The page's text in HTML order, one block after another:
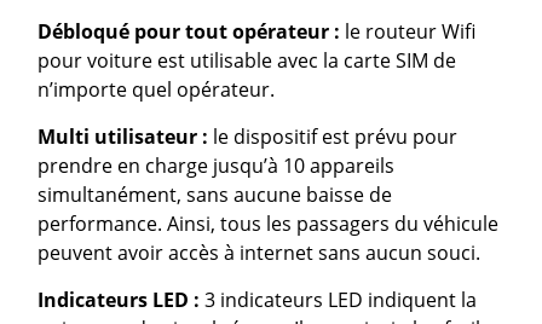
Débloqué pour tout opérateur : le routeur Wifi
pour voiture est utilisable avec la carte SIM de
n’importe quel opérateur.
Multi utilisateur : le dispositif est prévu pour
prendre en charge jusqu’à 10 appareils
simultanément, sans aucune baisse de
performance. Ainsi, tous les passagers du véhicule
peuvent avoir accès à internet sans aucun souci.
Indicateurs LED : 3 indicateurs LED indiquent la